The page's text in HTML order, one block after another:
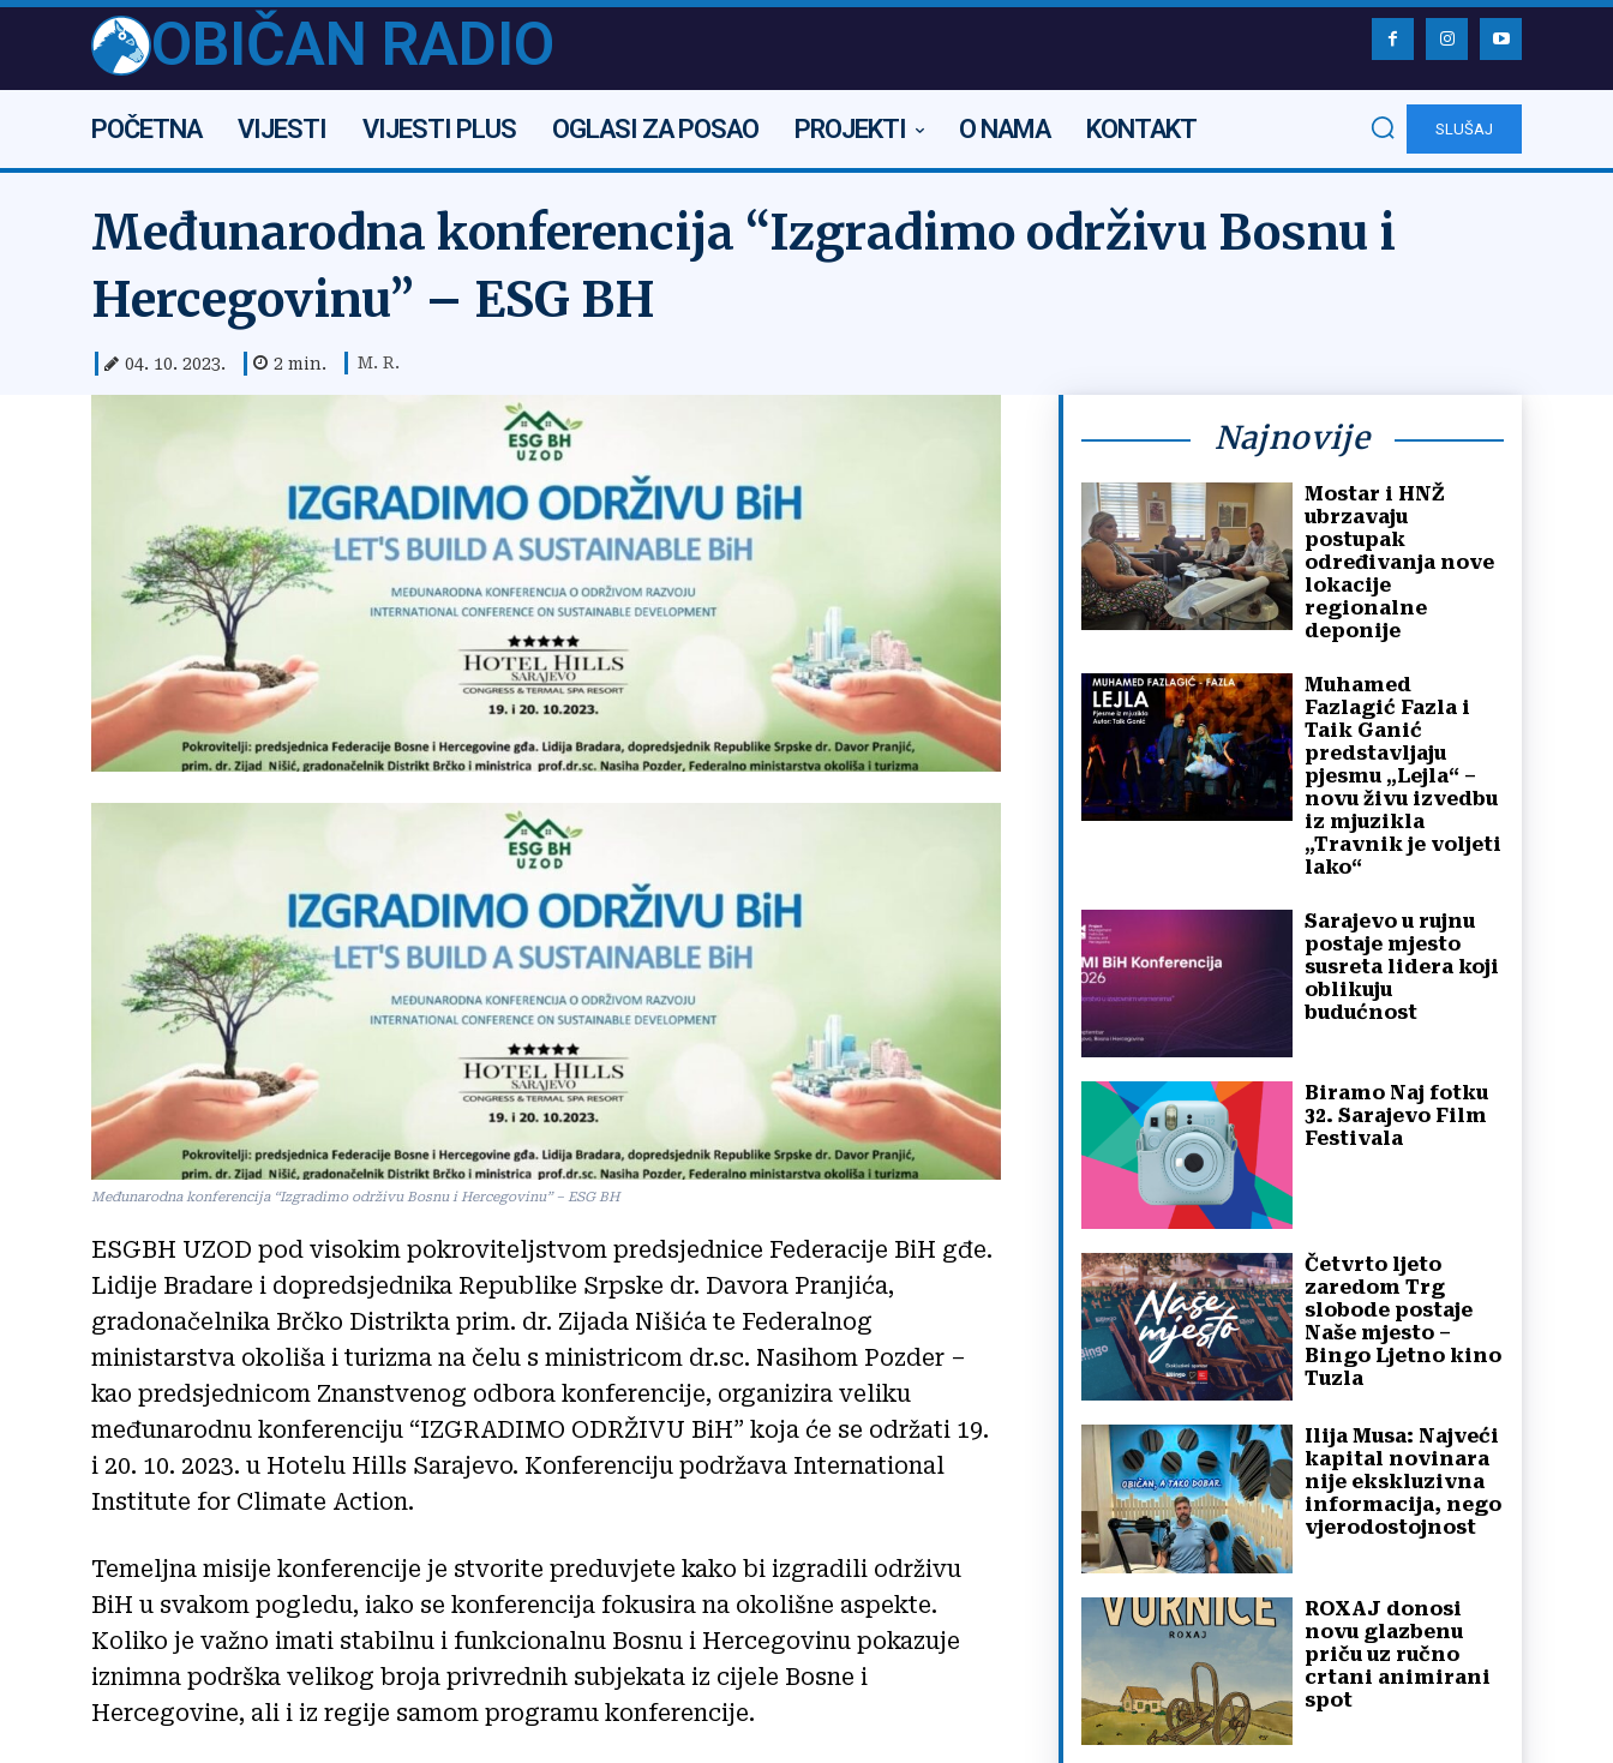
OBIČAN RADIO
POČETNA VIJESTI VIJESTI PLUS OGLASI ZA POSAO PROJEKTI O NAMA KONTAKT SLUŠAJ
Međunarodna konferencija “Izgradimo održivu Bosnu i
Hercegovinu” – ESG BH
04. 10. 2023. 2 min. M. R.
Međunarodna konferencija “Izgradimo održivu Bosnu i Hercegovinu” – ESG BH
ESGBH UZOD pod visokim pokroviteljstvom predsjednice Federacije BiH gđe.
Lidije Bradare i dopredsjednika Republike Srpske dr. Davora Pranjića,
gradonačelnika Brčko Distrikta prim. dr. Zijada Nišića te Federalnog
ministarstva okoliša i turizma na čelu s ministricom dr.sc. Nasihom Pozder –
kao predsjednicom Znanstvenog odbora konferencije, organizira veliku
međunarodnu konferenciju “IZGRADIMO ODRŽIVU BiH” koja će se održati 19.
i 20. 10. 2023. u Hotelu Hills Sarajevo. Konferenciju podržava International
Institute for Climate Action.
Temeljna misije konferencije je stvorite preduvjete kako bi izgradili održivu
BiH u svakom pogledu, iako se konferencija fokusira na okolišne aspekte.
Koliko je važno imati stabilnu i funkcionalnu Bosnu i Hercegovinu pokazuje
iznimna podrška velikog broja privrednih subjekata iz cijele Bosne i
Hercegovine, ali i iz regije samom programu konferencije.
Najnovije
Mostar i HNŽ
ubrzavaju
postupak
određivanja nove
lokacije
regionalne
deponije
Muhamed
Fazlagić Fazla i
Taik Ganić
predstavljaju
pjesmu „Lejla“ –
novu živu izvedbu
iz mjuzikla
„Travnik je voljeti
lako“
Sarajevo u rujnu
postaje mjesto
susreta lidera koji
oblikuju
budućnost
Biramo Naj fotku
32. Sarajevo Film
Festivala
Četvrto ljeto
zaredom Trg
slobode postaje
Naše mjesto –
Bingo Ljetno kino
Tuzla
Ilija Musa: Najveći
kapital novinara
nije ekskluzivna
informacija, nego
vjerodostojnost
ROXAJ donosi
novu glazbenu
priču uz ručno
crtani animirani
spot